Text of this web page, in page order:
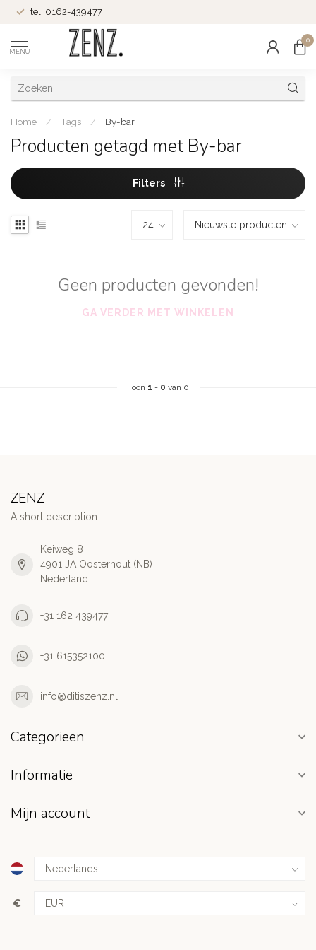
tel. 0162-439477
MENU
0
Home / Tags / By-bar
Producten getagd met By-bar
Filters
Geen producten gevonden!
GA VERDER MET WINKELEN
Toon 1 - 0 van 0
ZENZ
A short description
Keiweg 8
4901 JA Oosterhout (NB)
Nederland
+31 162 439477
+31 615352100
info@ditiszenz.nl
Categorieën
Informatie
Mijn account
€